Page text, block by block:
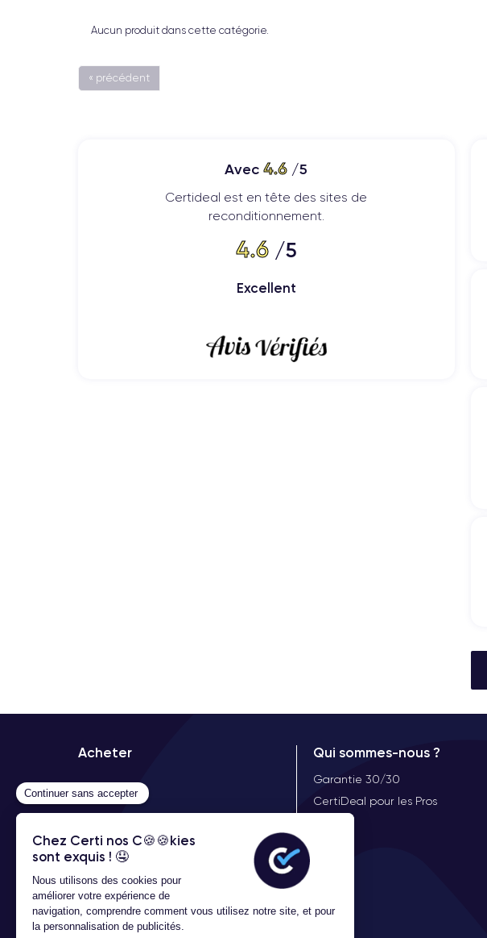
Aucun produit dans cette catégorie.
« précédent
Avec4.6 /5
Certideal est en tête des sites de
reconditionnement.
4.6/5
Excellent
Acheter Qui sommes-nous ?
Garantie 30/30
CertiDeal pour les Pros